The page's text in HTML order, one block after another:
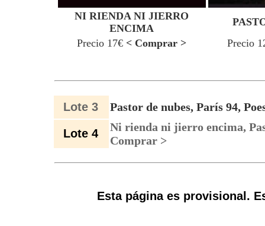
NI RIENDA NI JIERRO
ENCIMA
Precio 17€ < Comprar > Precio
Lote 3 Pastor de nubes, París 94,
Lote 4
Ni rienda ni jierro encima,
Comprar >
Esta página es provisional.